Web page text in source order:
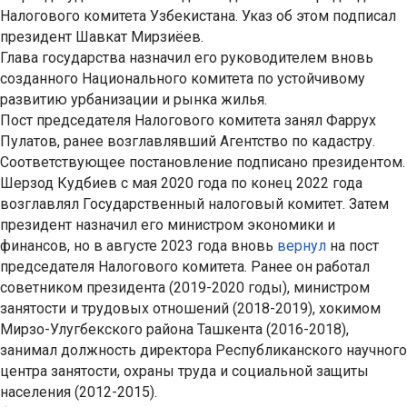
Налогового комитета Узбекистана. Указ об этом подписал
президент Шавкат Мирзиёев.
Глава государства назначил его руководителем вновь
созданного Национального комитета по устойчивому
развитию урбанизации и рынка жилья.
Пост председателя Налогового комитета занял Фаррух
Пулатов, ранее возглавлявший Агентство по кадастру.
Соответствующее постановление подписано президентом.
Шерзод Кудбиев с мая 2020 года по конец 2022 года
возглавлял Государственный налоговый комитет. Затем
президент назначил его министром экономики и
финансов, но в августе 2023 года вновь вернул на пост
председателя Налогового комитета. Ранее он работал
советником президента (2019-2020 годы), министром
занятости и трудовых отношений (2018-2019), хокимом
Мирзо-Улугбекского района Ташкента (2016-2018),
занимал должность директора Республиканского научного
центра занятости, охраны труда и социальной защиты
населения (2012-2015).